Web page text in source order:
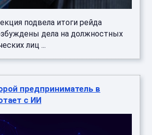
подвела итоги рейда
дела на должностных
лиц ...
предприниматель в
с ИИ